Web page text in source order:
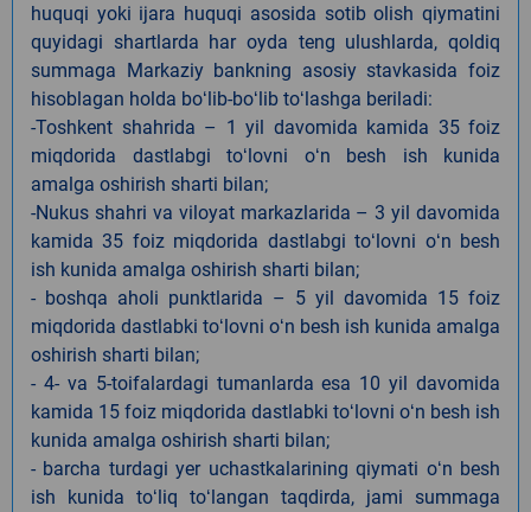
huquqi yoki ijara huquqi asosida sotib olish qiymatini
quyidagi shartlarda har oyda teng ulushlarda, qoldiq
summaga Markaziy bankning asosiy stavkasida foiz
hisoblagan holda boʻlib-boʻlib toʻlashga beriladi:
-Toshkent shahrida – 1 yil davomida kamida 35 foiz
miqdorida dastlabgi toʻlovni oʻn besh ish kunida
amalga oshirish sharti bilan;
-Nukus shahri va viloyat markazlarida – 3 yil davomida
kamida 35 foiz miqdorida dastlabgi toʻlovni oʻn besh
ish kunida amalga oshirish sharti bilan;
- boshqa aholi punktlarida – 5 yil davomida 15 foiz
miqdorida dastlabki toʻlovni oʻn besh ish kunida amalga
oshirish sharti bilan;
- 4- va 5-toifalardagi tumanlarda esa 10 yil davomida
kamida 15 foiz miqdorida dastlabki toʻlovni oʻn besh ish
kunida amalga oshirish sharti bilan;
- barcha turdagi yer uchastkalarining qiymati oʻn besh
ish kunida toʻliq toʻlangan taqdirda, jami summaga